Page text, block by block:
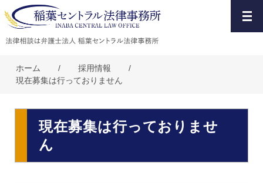
ホーム / 採用情報
/
現在募集は行っておりません
現在募集は行っておりませ
ん